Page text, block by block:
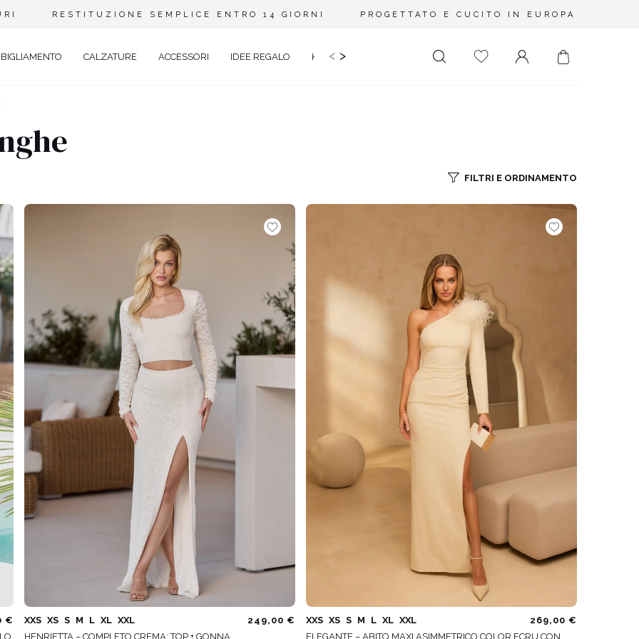
RESTITUZIONE SEMPLICE ENTRO 14 GIORNI PROGETTATO E CUCITO IN EUROPA
MAGLIA
QUADRATO
ASIMMETRICO
CARMEN
/ SPALLINE
CORTE
SPALLINE
SPALLINE
CATEGORIE POPOLARI
PER IL MATRIMONIO
NOVITÀ
SCOPRI LE NOVITÀ
VEDI TUTTO
CALZATURE ACCESSORI IDEE REGALO KIDS PLUS SIZE
< >
FILTRI E ORDINAMENTO
€
XXS XS S M L XL XXL
249,00 €
HENRIETTA – COMPLETO CREMA: TOP + GONNA
XXS XS S M L XL XXL
269,00 €
ELEGANTE – ABITO MAXI ASIMMETRICO COLOR ECRU CON